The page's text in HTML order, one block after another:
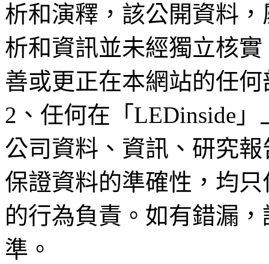
析和演釋，該公開資料
析和資訊並未經獨立核
善或更正在本網站的任
2、任何在「LEDinside
公司資料、資訊、研究
保證資料的準確性，均
的行為負責。如有錯漏
準。